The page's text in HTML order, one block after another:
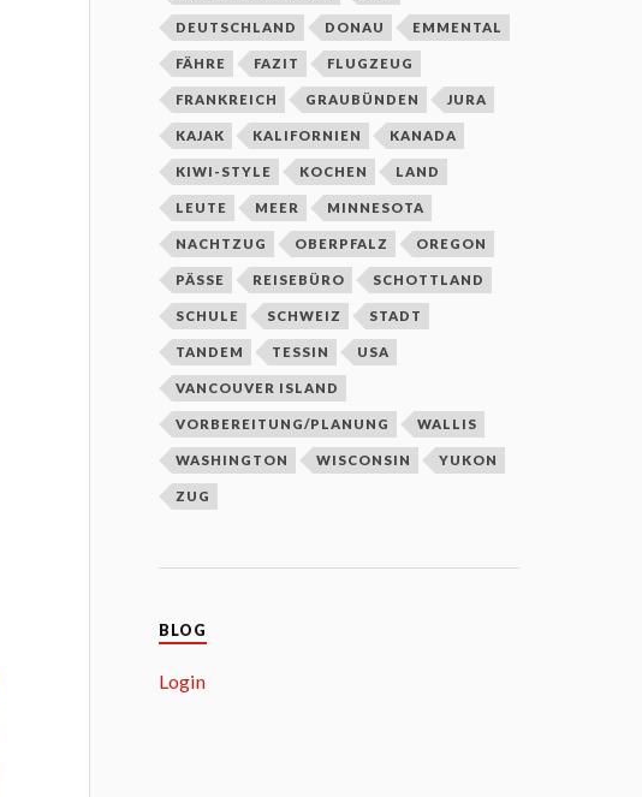
DEUTSCHLAND DONAU EMMENTAL
FÄHRE FAZIT FLUGZEUG
FRANKREICH GRAUBÜNDEN JURA
KAJAK KALIFORNIEN KANADA
KIWI-STYLE KOCHEN LAND
LEUTE MEER MINNESOTA
NACHTZUG OBERPFALZ OREGON
PÄSSE REISEBÜRO SCHOTTLAND
SCHULE SCHWEIZ STADT
TANDEM TESSIN USA
VANCOUVER ISLAND
VORBEREITUNG/PLANUNG WALLIS
WASHINGTON WISCONSIN YUKON
ZUG
BLOG
Login